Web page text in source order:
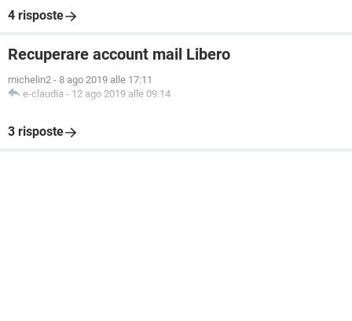
4 risposte
Recuperare account mail Libero
michelin2 - 8 ago 2019 alle 17:11
e-claudia - 12 ago 2019 alle 09:14
3 risposte